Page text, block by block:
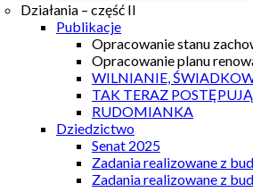
Działania – część II
Publikacje
Opracowanie stanu
Opracowanie planu
WILNIANIE,
TAK TERAZ
RUDOMIANKA
Dziedzictwo
Senat 2025
Zadania realizowane z
Zadania realizowane z